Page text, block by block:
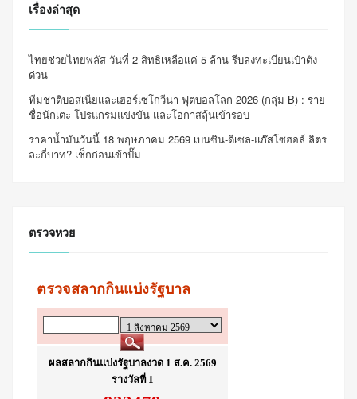
เรื่องล่าสุด
ไทยช่วยไทยพลัส วันที่ 2 สิทธิเหลือแค่ 5 ล้าน รีบลงทะเบียนเป๋าตัง
ด่วน
ทีมชาติบอสเนียและเฮอร์เซโกวีนา ฟุตบอลโลก 2026 (กลุ่ม B) : ราย
ชื่อนักเตะ โปรแกรมแข่งขัน และโอกาสลุ้นเข้ารอบ
ราคาน้ำมันวันนี้ 18 พฤษภาคม 2569 เบนซิน-ดีเซล-แก๊สโซฮอล์ ลิตร
ละกี่บาท? เช็กก่อนเข้าปั๊ม
ตรวจหวย